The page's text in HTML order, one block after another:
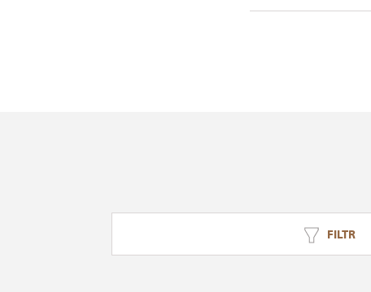
FILTR